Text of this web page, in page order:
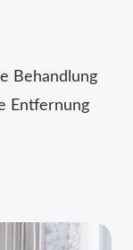
Behandlung
Entfernung